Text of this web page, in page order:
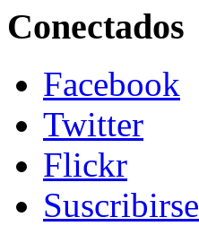
Conectados
Facebook
Twitter
Flickr
Suscribirse